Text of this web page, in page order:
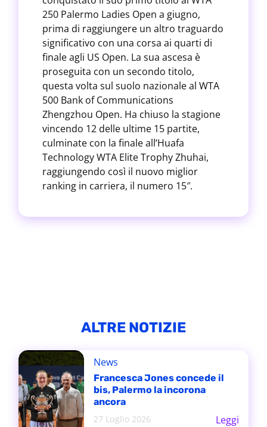
250 Palermo Ladies Open a giugno,
prima di raggiungere un altro traguardo
significativo con una corsa ai quarti di
finale agli US Open. La sua ascesa è
proseguita con un secondo titolo,
questa volta sul suolo nazionale al WTA
500 Bank of Communications
Zhengzhou Open. Ha chiuso la stagione
vincendo 12 delle ultime 15 partite,
culminate con la finale all’Huafa
Technology WTA Elite Trophy Zhuhai,
raggiungendo così il nuovo miglior
ranking in carriera, il numero 15″.
ALTRE NOTIZIE
News
Francesca Jones concede il
bis, Palermo la incorona
ancora
27 Luglio 2026
Leggi